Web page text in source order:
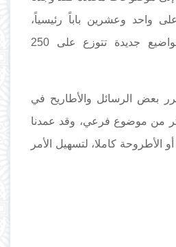
واحد وعشرين باباً رئيسياً،
تتفرع منها رؤوس مواضيع جديدة تتوزع على 250
بعض الرسائل والأطاريح في
من موضوع فرعي، وقد عمدنا
الأطروحة كاملا، لتسهيل الأمر